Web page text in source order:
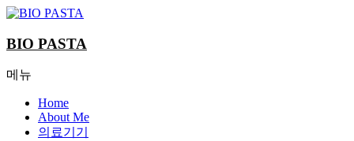
Skip
content
BIO PASTA
메뉴
Home
About Me
의료기기